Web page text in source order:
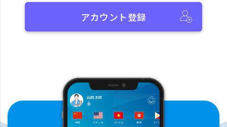
アカウント登録